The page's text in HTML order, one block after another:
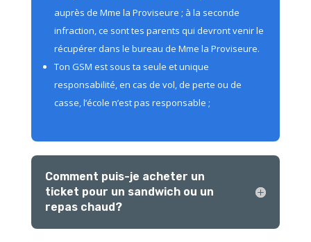
auprès de Mme la Proviseure ; à la seconde
infraction, ce sont tes parents qui devront venir le
récupérer dans le bureau de Mme la Proviseure.
Ton GSM est sous ta seule et unique
responsabilité, en cas de vol, de perte ou de
casse, l’école n’est pas responsable ;
Comment puis-je acheter un
ticket pour un sandwich ou un
repas chaud?